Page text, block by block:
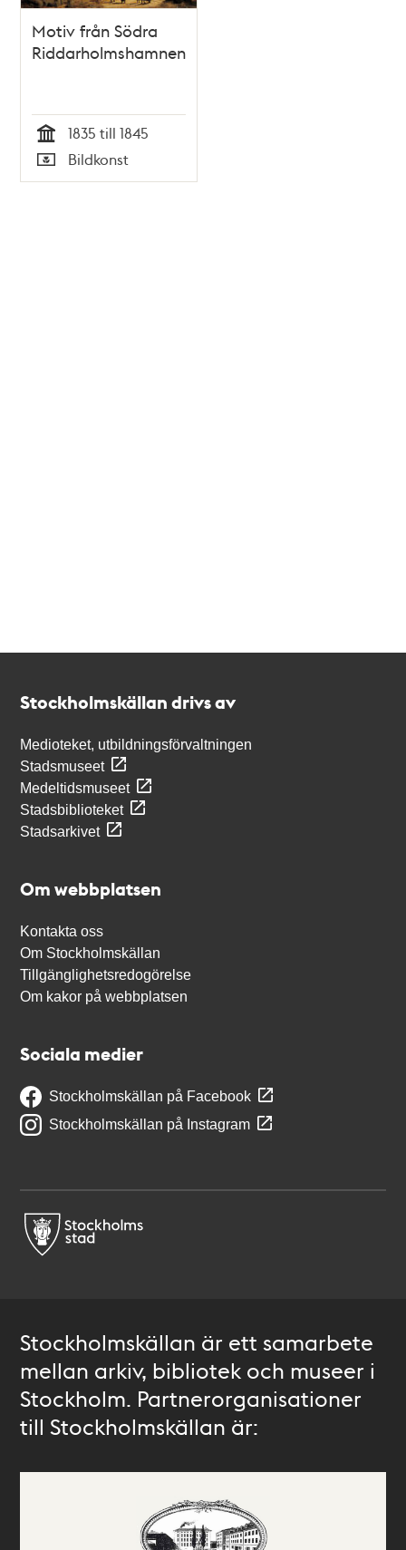
Motiv från Södra
Riddarholmshamnen
Tid
1835 till 1845
Typ
Bildkonst
Stockholmskällan drivs av
Medioteket, utbildningsförvaltningen
Stadsmuseet
Medeltidsmuseet
Stadsbiblioteket
Stadsarkivet
Om webbplatsen
Kontakta oss
Om Stockholmskällan
Tillgänglighetsredogörelse
Om kakor på webbplatsen
Sociala medier
Stockholmskällan på Facebook
Stockholmskällan på Instagram
Stockholmskällan är ett samarbete
mellan arkiv, bibliotek och museer i
Stockholm. Partnerorganisationer
till Stockholmskällan är: